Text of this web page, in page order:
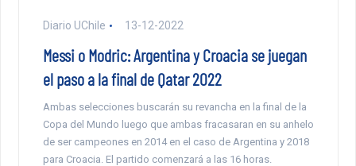
Diario UChile 13-12-2022
Messi o Modric: Argentina y Croacia se juegan
el paso a la final de Qatar 2022
Ambas selecciones buscarán su revancha en la final de la
Copa del Mundo luego que ambas fracasaran en su anhelo
de ser campeones en 2014 en el caso de Argentina y 2018
para Croacia. El partido comenzará a las 16 horas.